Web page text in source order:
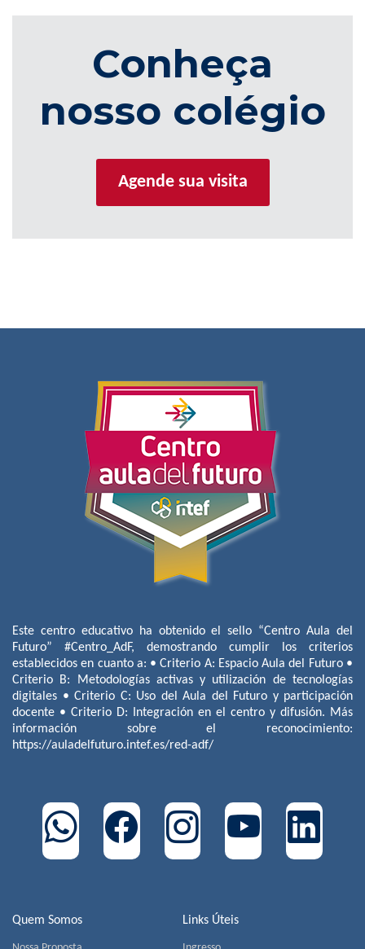
Conheça
nosso colégio
Agende sua visita
Quem Somos Links Úteis
Este centro educativo ha obtenido el sello “Centro Aula del
Futuro” #Centro_AdF, demostrando cumplir los criterios
establecidos en cuanto a: • Criterio A: Espacio Aula del Futuro •
Criterio B: Metodologías activas y utilización de tecnologías
digitales • Criterio C: Uso del Aula del Futuro y participación
docente • Criterio D: Integración en el centro y difusión. Más
información sobre el reconocimiento:
https://auladelfuturo.intef.es/red-adf/